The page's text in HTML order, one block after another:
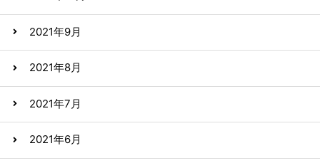
2021年9月
2021年8月
2021年7月
2021年6月